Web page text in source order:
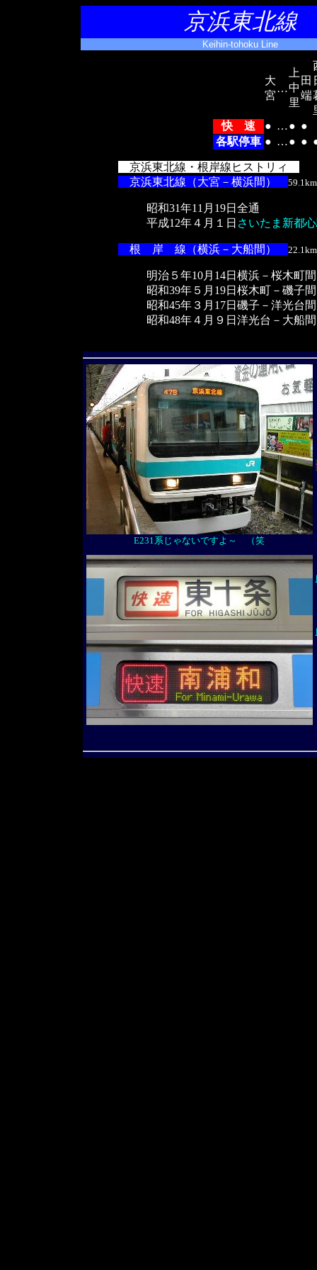
京浜東北線
Keihin-tohoku Line
大
宮
…
上
中
里
田
端
快 速
● …● ●
各駅停車 ● …● ●
京浜東北線・根岸線ヒストリィ
京浜東北線（大宮－横浜間） 59.1km
昭和31年11月19日全通
平成12年４月１日 さいたま新都
根 岸 線（横浜－大船間） 22.1km
明治５年10月14日横浜－桜木町
昭和39年５月19日桜木町－磯子
昭和45年３月17日磯子－洋光台
昭和48年４月９日洋光台－大船
E231系じゃないですよ～ （笑